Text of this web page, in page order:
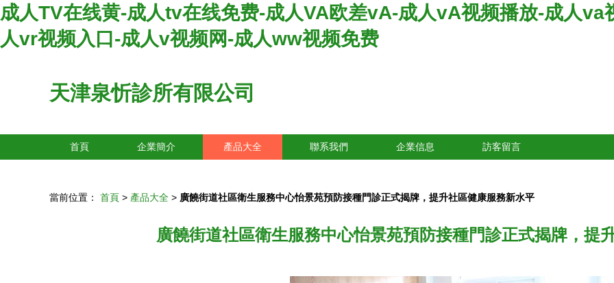
成人TV在线黄-成人tv在线免费-成人VA欧差vA-成人vA视频播放-成人
人vr视频入口-成人v视频网-成人ww视频免费
天津泉忻診所有限公司
首頁 企業簡介 產品大全 聯系我們 企業信息 訪客留言
當前位置： 首頁 > 產品大全 > 廣饒街道社區衛生服務中心怡景苑預防接種門診正式揭牌，提升社區健康服務新水平
廣饒街道社區衛生服務中心怡景苑預防接種門診正式揭牌，提